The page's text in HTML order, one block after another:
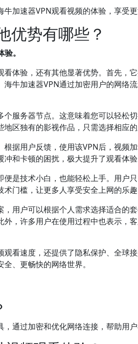
加速器VPN观看视频的体验，享受更
优势有哪些？
。
体验，还有其他显著优势。首先，
牛加速器VPN通过加密用户的网络
服务器节点。这意味着您可以轻松
区独有的影视作品，只需选择相应的
据用户反馈，使用该VPN后，视频
和卡顿的困扰，极大提升了观看体验
是技术小白，也能轻松上手。用户
门槛，让更多人享受安全上网的乐趣
用户可以根据个人需求选择适合的
，许多用户在使用过程中也表示，
看速度，还提供了隐私保护、全球
、更畅快的网络世界。
通过加密和优化网络连接，帮助用